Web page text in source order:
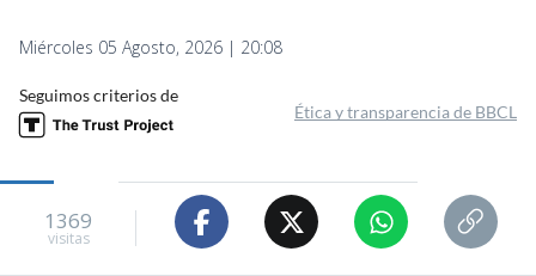
Miércoles 05 Agosto, 2026 | 20:08
Seguimos criterios de
Ética y transparencia de BBCL
1369
visitas